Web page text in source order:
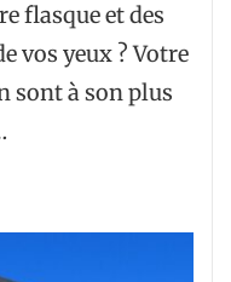
flasque et des
vos yeux ? Votre
sont à son plus